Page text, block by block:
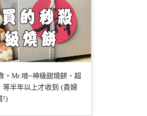
。Mr.啃~神級甜燒餅、超
等半年以上才收到 (貴婦
!)